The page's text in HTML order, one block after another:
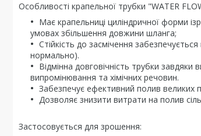
Особливості крапельної трубки "WATER
Має крапельниці циліндричної форми
умовах збільшення довжини шланга;
Стійкість до засмічення
нормально).
Відмінна довговічність трубки
випромінювання та хімічних речовин.
Забезпечує ефективний полив великих
Дозволяє знизити витрати на полив
Застосовується для зрошення: